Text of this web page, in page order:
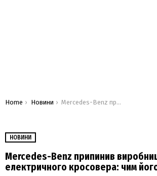
You are here:
Home Новини Mercedes-Benz припинив виробництво масового електричного кросовера: чим його замінять
НОВИНИ
Mercedes-Benz припинив
електричного кросовера: чим